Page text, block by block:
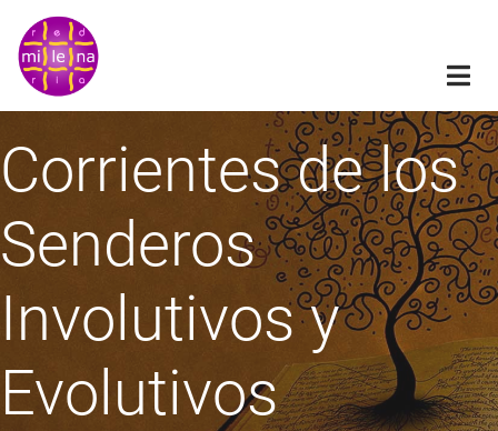
Pasar
contenido
principal
Corrientes de los
Senderos
Involutivos y
Evolutivos